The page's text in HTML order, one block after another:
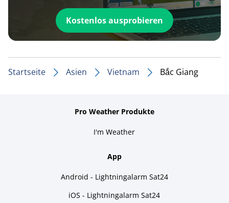
Kostenlos ausprobieren
Startseite Asien Vietnam Bắc Giang
Pro Weather Produkte
I'm Weather
App
Android - Lightningalarm Sat24
iOS - Lightningalarm Sat24